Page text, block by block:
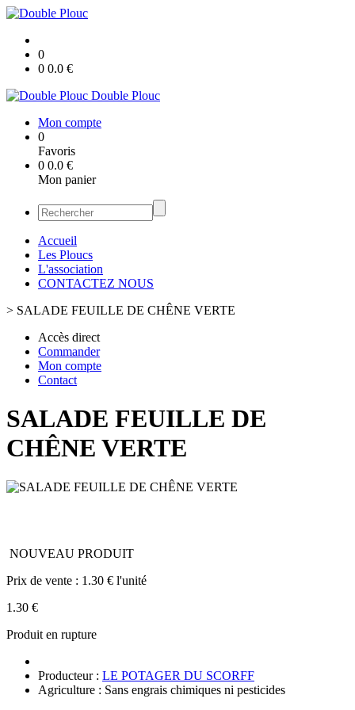
0
0 0.0 €
Double Plouc
Mon compte
0
Favoris
0 0.0 €
Mon panier
Accueil
Les Ploucs
L'association
CONTACTEZ NOUS
> SALADE FEUILLE DE CHÊNE VERTE
Accès direct
Commander
Mon compte
Contact
SALADE FEUILLE DE
CHÊNE VERTE
NOUVEAU PRODUIT
Prix de vente : 1.30 € l'unité
1.30 €
Produit en rupture
Producteur : LE POTAGER DU SCORFF
Agriculture : Sans engrais chimiques ni pesticides